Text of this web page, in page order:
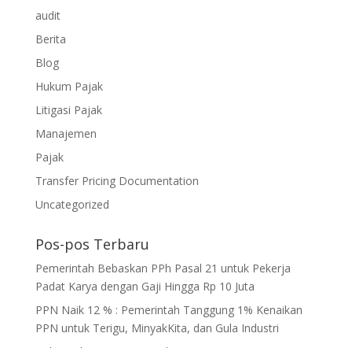
audit
Berita
Blog
Hukum Pajak
Litigasi Pajak
Manajemen
Pajak
Transfer Pricing Documentation
Uncategorized
Pos-pos Terbaru
Pemerintah Bebaskan PPh Pasal 21 untuk Pekerja
Padat Karya dengan Gaji Hingga Rp 10 Juta
PPN Naik 12 % : Pemerintah Tanggung 1% Kenaikan
PPN untuk Terigu, MinyakKita, dan Gula Industri